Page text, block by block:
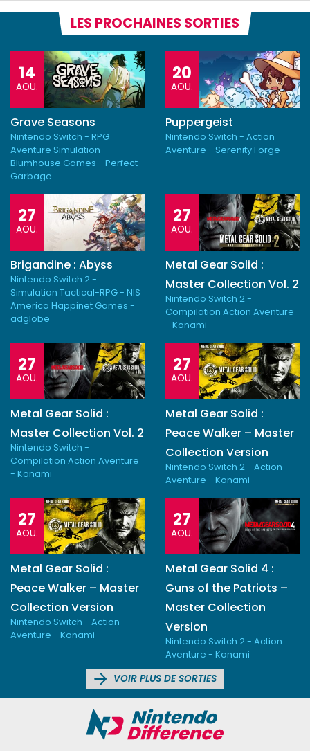
LES PROCHAINES SORTIES
14
AOU.
Grave Seasons
Nintendo Switch - RPG
Aventure Simulation -
Blumhouse Games - Perfect
Garbage
20
AOU.
Puppergeist
Nintendo Switch - Action
Aventure - Serenity Forge
27
AOU.
Brigandine : Abyss
Nintendo Switch 2 -
Simulation Tactical-RPG - NIS
America Happinet Games -
adglobe
27
AOU.
Metal Gear Solid :
Master Collection Vol. 2
Nintendo Switch 2 -
Compilation Action Aventure
- Konami
27
AOU.
Metal Gear Solid :
Master Collection Vol. 2
Nintendo Switch -
Compilation Action Aventure
- Konami
27
AOU.
Metal Gear Solid :
Peace Walker – Master
Collection Version
Nintendo Switch 2 - Action
Aventure - Konami
27
AOU.
Metal Gear Solid :
Peace Walker – Master
Collection Version
Nintendo Switch - Action
Aventure - Konami
27
AOU.
Metal Gear Solid 4 :
Guns of the Patriots –
Master Collection
Version
Nintendo Switch 2 - Action
Aventure - Konami
VOIR PLUS DE SORTIES